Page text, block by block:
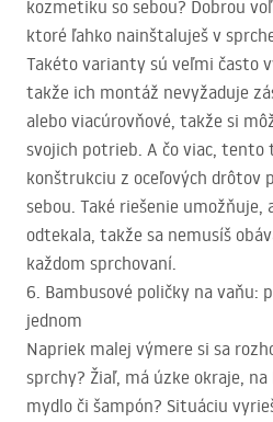
kozmetiku so sebou? Dobrou
ktoré ľahko nainštaluješ v
Takéto varianty sú veľmi často
takže ich montáž nevyžaduje
alebo viacúrovňové, takže si
svojich potrieb. A čo viac, tento
konštrukciu z oceľových drôtov
sebou. Také riešenie umožňuje,
odtekala, takže sa nemusíš
každom sprchovaní.
6. Bambusové poličky na vaňu:
jednom
Napriek malej výmere si sa
sprchy? Žiaľ, má úzke okraje,
mydlo či šampón? Situáciu